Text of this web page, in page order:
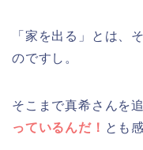
「家を出る」とは、
のですし。
そこまで真希さんを
っているんだ！ とも